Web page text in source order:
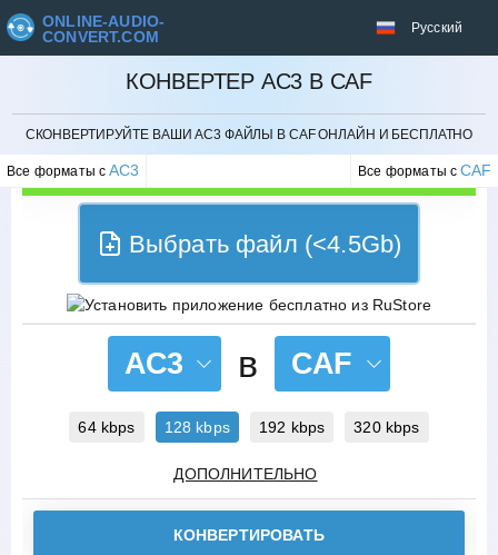
ONLINE-AUDIO-
CONVERT.COM
Русский
КОНВЕРТЕР AC3 В CAF
СКОНВЕРТИРУЙТЕ ВАШИ AC3 ФАЙЛЫ В CAF ОНЛАЙН И БЕСПЛАТНО
Все форматы сAC3 Все форматы сCAF
ОТМЕНИТЬ
Выбрать файл (<4.5Gb)
AC3 в CAF
64 kbps 128 kbps 192 kbps 320 kbps
ДОПОЛНИТЕЛЬНО
КОНВЕРТИРОВАТЬ